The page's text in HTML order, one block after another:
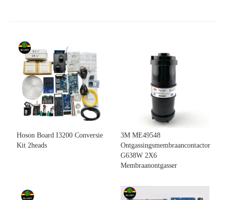
Hoson Board I3200 Conversie
Kit 2heads
3M ME49548
Ontgassingsmembraancontactor
G638W 2X6
Membraanontgasser